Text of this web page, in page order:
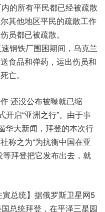
的所有平民都已经被疏散
其他地区平民的疏散工作
员都已被疏散。
钢铁厂围困期间，乌克兰
食品和弹药，运出伤员和
亡。
还没公布被曝就已缩
启“亚洲之行”。由于事
华大新闻，拜登的本次行
称之为“为抗衡中国在亚
拜登把它发布出去，就
寅总统】据俄罗斯卫星网5
总统拜登，在平泽三星园